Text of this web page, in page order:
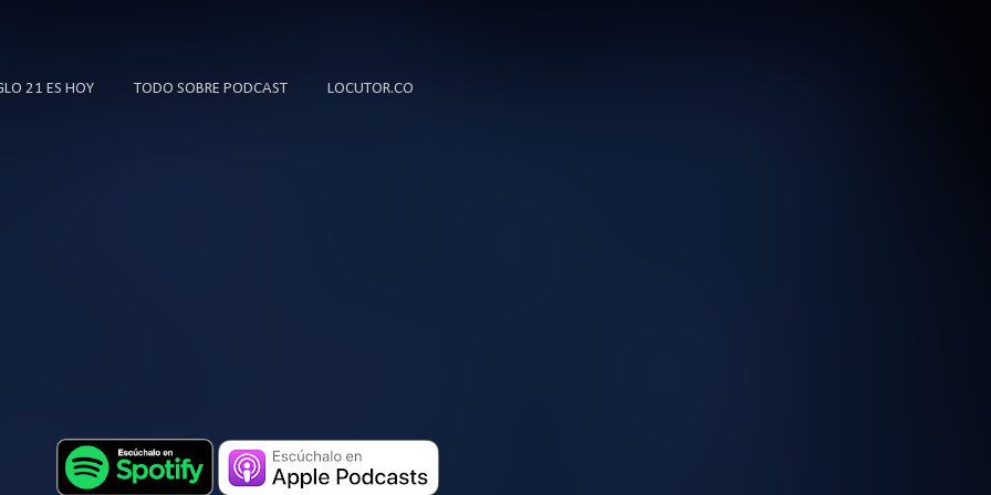
21 ES HOY TODO SOBRE PODCAST LOCUTOR.CO